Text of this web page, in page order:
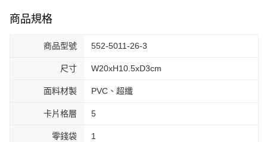
商品規格
商品型號 552-5011-26-3
尺寸 W20xH10.5xD3cm
面料材製 PVC、超纖
卡片格層 5
零錢袋 1